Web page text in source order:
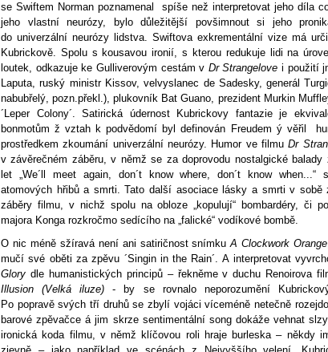
se Swiftem Norman poznamenal spíše než interpretovat jeho díla
jeho vlastní neurózy, bylo důležitější povšimnout si jeho
do univerzální neurózy lidstva. Swiftova exkrementální vize má
Kubrickově. Spolu s kousavou ironií, s kterou redukuje lidi na
loutek, odkazuje ke Gulliverovým cestám v Dr Strangelovei použití
Laputa, ruský ministr Kissov, velvyslanec de Sadesky, generál
nabubřelý, pozn.překl.), plukovník Bat Guano, prezident Murkin
´Leper Colony´. Satirická údernost Kubrickovy fantazie je
bonmotům ž vztah k podvědomí byl definován Freudem ý věřil
prostředkem zkoumání univerzální neurózy. Humor ve filmuDr
v závěrečném záběru, v němž se za doprovodu nostalgické balady
let „We´ll meet again, don´t know where, don´t know when...“
atomových hřibů a smrti. Tato další asociace lásky a smrti v sobě
záběry filmu, v nichž spolu na obloze „kopulují“ bombardéry, či
majora Konga rozkročmo sedícího na „falické“ vodíkové bombě.
O nic méně sžíravá není ani satiričnost snímkuA Clockwork Orange
mučí své oběti za zpěvu ´Singin in the Rain´. A interpretovat
Glory dle humanistických principů – řekněme v duchu Renoirova
Illusion (Velká iluze)- by se rovnalo neporozumění
Po popravě svých tří druhů se zbylí vojáci víceméně netečně
barové zpěvačce á jim skrze sentimentální song dokáže vehnat
ironická koda filmu, v němž klíčovou roli hraje burleska – někdy